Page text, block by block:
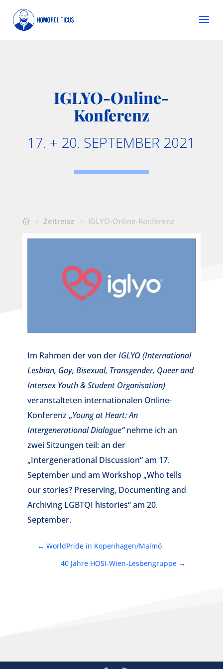
IGLYO-Online-
Konferenz
17. + 20. SEPTEMBER 2021
Zeitreise IGLYO-Online-Konferenz
Im Rahmen der von derIGLYO (International
Lesbian, Gay, Bisexual, Transgender, Queer and
Intersex Youth & Student Organisation)
veranstalteten internationalen Online-
Konferenz „Young at Heart: An
Intergenerational Dialogue“nehme ich an
zwei Sitzungen teil: an der
„Intergenerational Discussion“ am 17.
September und am Workshop „Who tells
our stories? Preserving, Documenting and
Archiving LGBTQI histories“ am 20.
September.
← WorldPride in Kopenhagen/Malmö
40 Jahre HOSI-Wien-Lesbengruppe →